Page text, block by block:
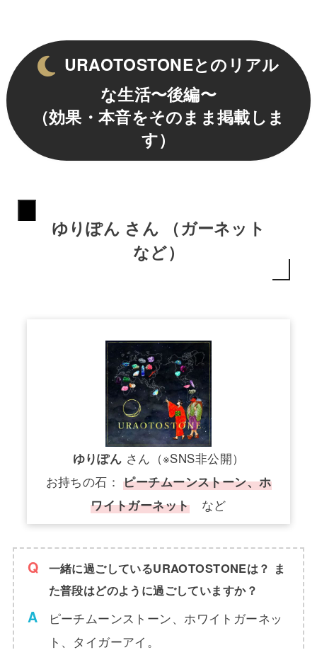
URAOTOSTONEとのリアル
な生活〜後編〜
（効果・本音をそのまま掲載しま
す）
ゆりぽん さん （ガーネット
など）
ゆりぽん さん（※SNS非公開）
お持ちの石：ピーチムーンストーン、ホ
ワイトガーネットなど
一緒に過ごしているURAOTOSTONEは？ ま
た普段はどのように過ごしていますか？
ピーチムーンストーン、ホワイトガーネッ
ト、タイガーアイ。